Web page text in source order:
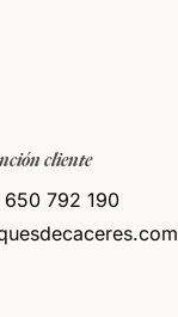
cliente
792 190